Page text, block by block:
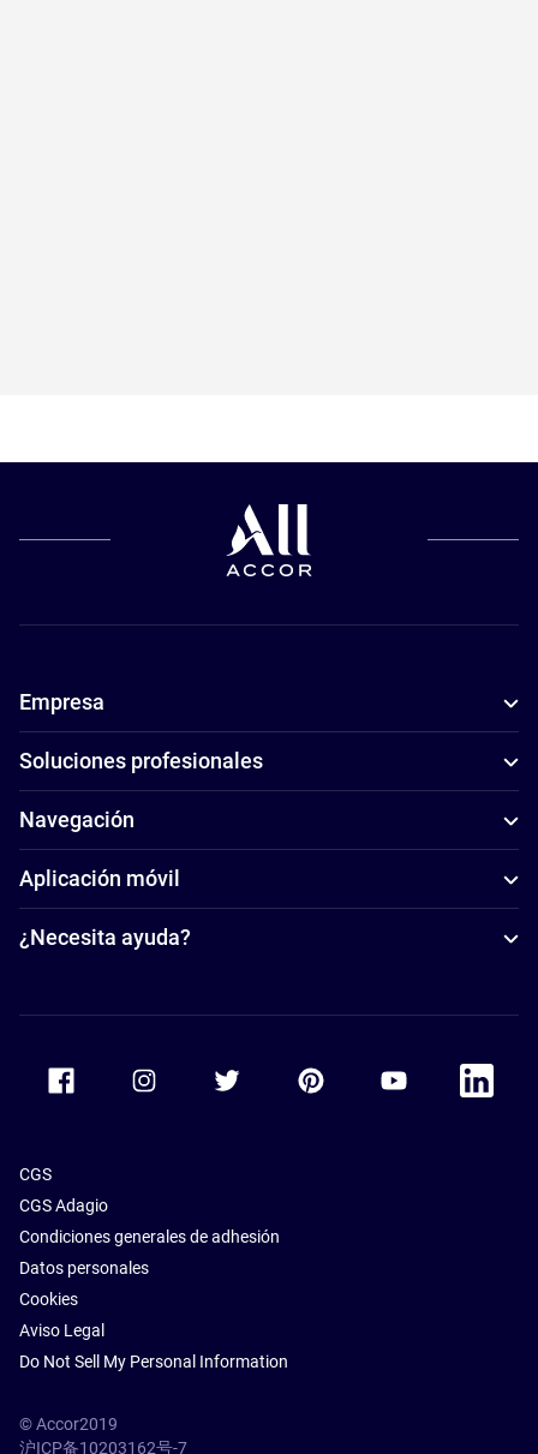
Empresa
Soluciones profesionales
Navegación
Aplicación móvil
¿Necesita ayuda?
Accor Facebook Accor TwitterAccor PinterestAccor Youtube
Accor
CGS
CGS Adagio
Condiciones generales de adhesión
Datos personales
Cookies
Aviso Legal
Do Not Sell My Personal Information
© Accor2019
沪ICP备10203162号-7